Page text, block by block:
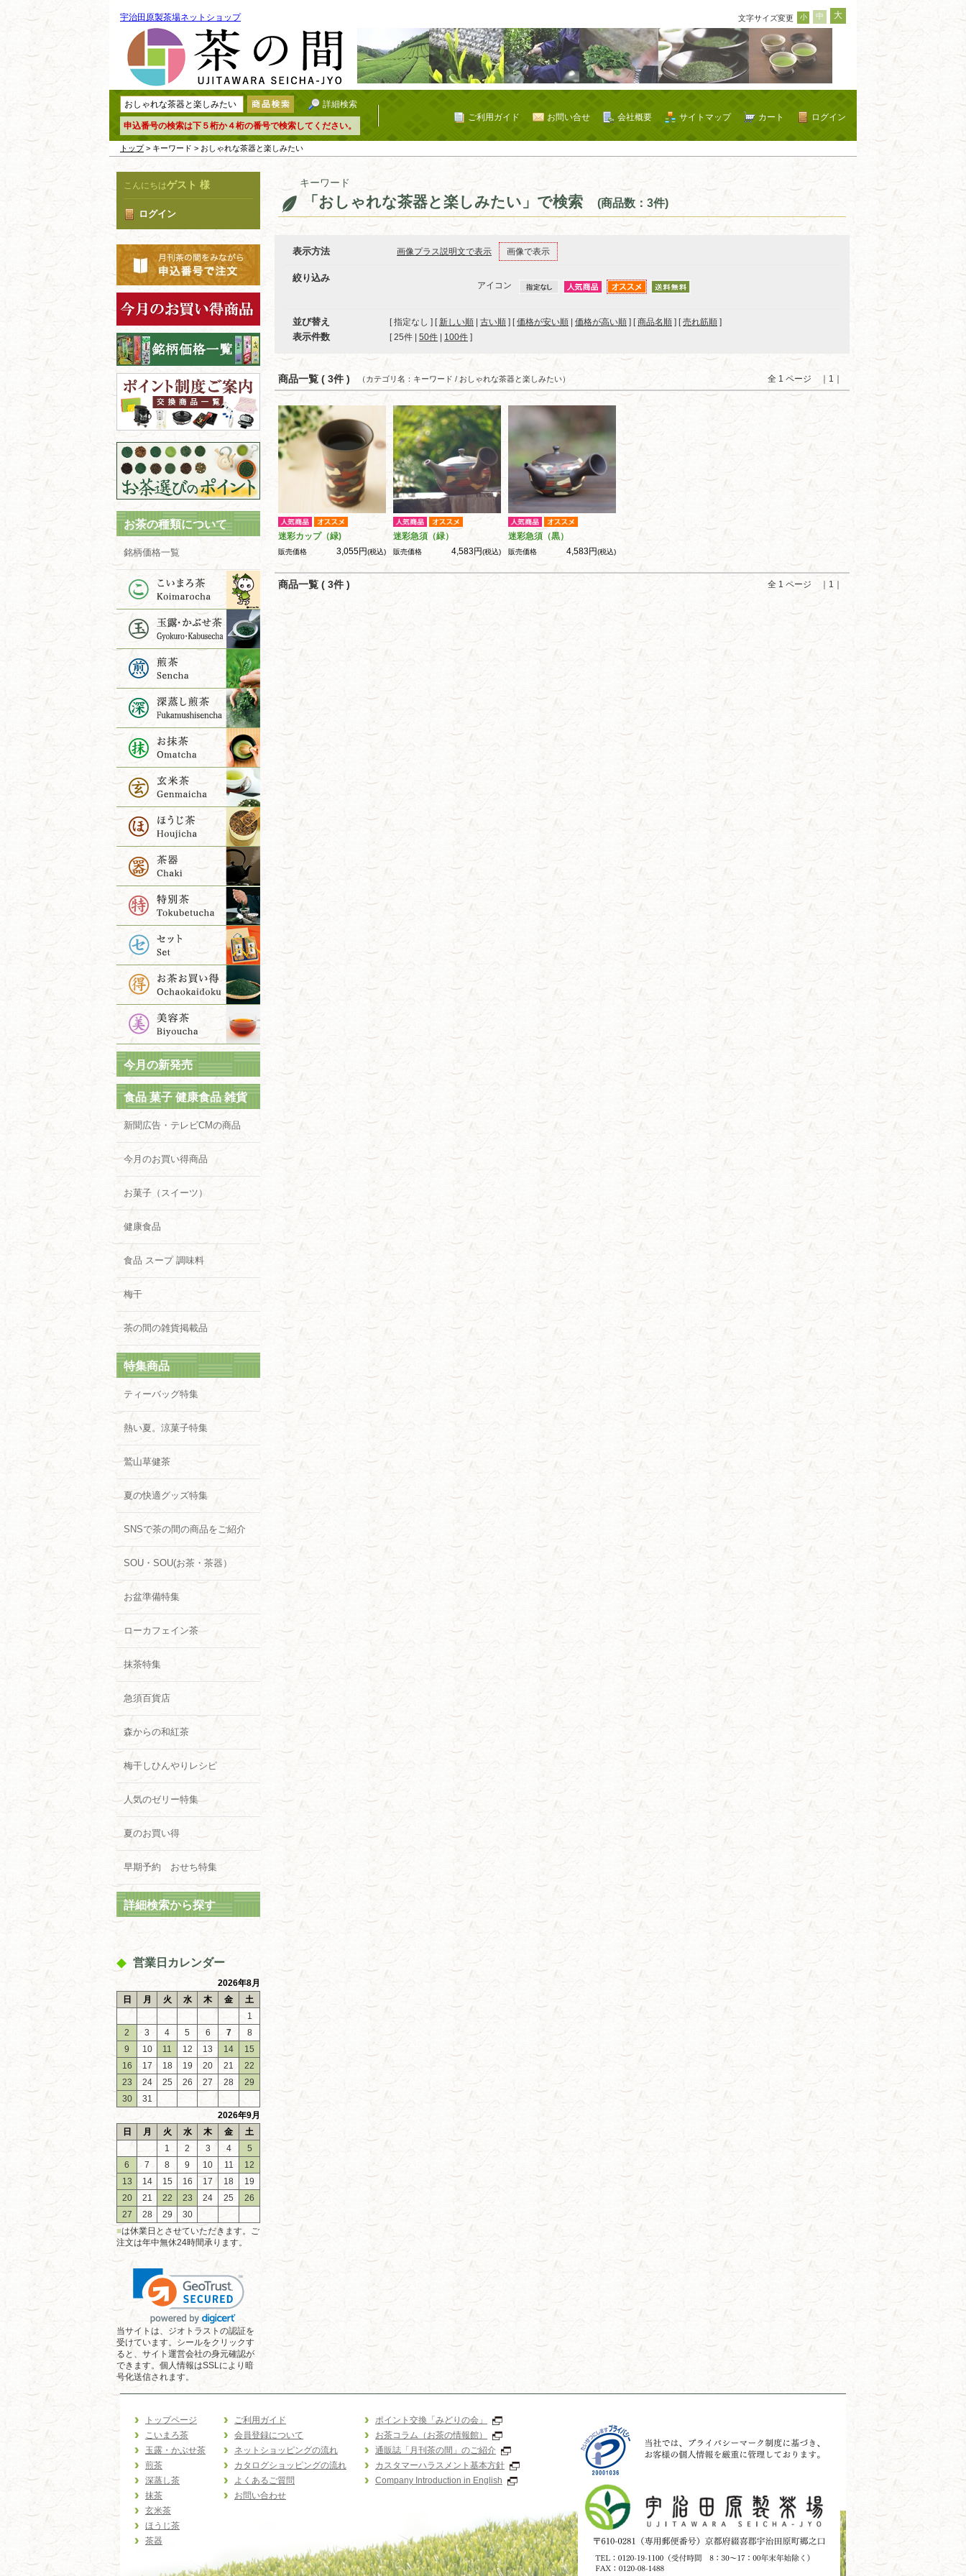
宇治田原製茶場ネットショップ 文字サイズ変更 小 中 大
詳細検索
申込番号の検索は下５桁か４桁の番号で検索してください。
ログイン
カート
サイトマップ
会社概要
お問い合せ
ご利用ガイド
トップ> キーワード > おしゃれな茶器と楽しみたい
こんにちはゲスト 様
ログイン
お茶の種類について
銘柄価格一覧
今月の新発売
食品 菓子 健康食品 雑貨
新聞広告・テレビCMの商品
今月のお買い得商品
お菓子（スイーツ）
健康食品
食品 スープ 調味料
梅干
茶の間の雑貨掲載品
特集商品
ティーバッグ特集
熱い夏。涼菓子特集
鷲山草健茶
夏の快適グッズ特集
SNSで茶の間の商品をご紹介
SOU・SOU(お茶・茶器）
お盆準備特集
ローカフェイン茶
抹茶特集
急須百貨店
森からの和紅茶
梅干しひんやりレシピ
人気のゼリー特集
夏のお買い得
早期予約 おせち特集
詳細検索から探す
営業日カレンダー
2026年8月
日
月 火 水 木 金
土
1
2
3 4 5 6 7
8
9
10 11 12 13 14
15
16
17 18 19 20 21
22
23
24 25 26 27 28
29
30
31
2026年9月
日
月 火 水 木 金
土
1
2 3 4
5
6
7 8 9 10 11
12
13
14 15 16 17 18
19
20
21 22 23 24 25
26
27
28 29
30
■は休業日とさせていただきます。ご
注文は年中無休24時間承ります。
当サイトは、ジオトラストの認証を
受けています。シールをクリックす
ると、サイト運営会社の身元確認が
できます。個人情報はSSLにより暗
号化送信されます。
キーワード
「おしゃれな茶器と楽しみたい」で検索 (商品数：3件)
表示方法 画像プラス説明文で表示 画像で表示
絞り込み
アイコン
並び替え [ 指定なし ] [ 新しい順 古い順 ] [価格が安い順 価格が高い順 ] [商品名順 ] [売れ筋順 ]
表示件数 [ 25件 50件 100件 ]
商品一覧 ( 3件 ) 全 1 ページ ｜1｜
（カテゴリ名：キーワード / おしゃれな茶器と楽しみたい）
迷彩カップ（緑)
販売価格 3,055円(税込)
迷彩急須（緑）
販売価格 4,583円(税込)
迷彩急須（黒）
販売価格 4,583円(税込)
商品一覧 ( 3件 ) 全 1 ページ ｜1｜
トップページ
こいまろ茶
玉露・かぶせ茶
煎茶
深蒸し茶
抹茶
玄米茶
ほうじ茶
茶器
ご利用ガイド
会員登録について
ネットショッピングの流れ
カタログショッピングの流れ
よくあるご質問
お問い合わせ
ポイント交換「みどりの会」
お茶コラム（お茶の情報館）
通販誌「月刊茶の間」のご紹介
カスタマーハラスメント基本方針
Company Introduction in English